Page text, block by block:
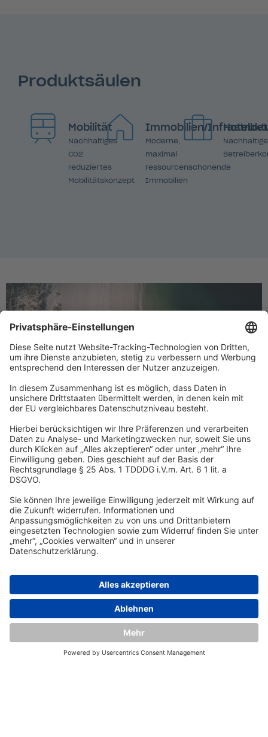
Produktsäulen
Mobilität
Nachhaltiges
CO2
reduziertes
Mobilitätskonzept
Immobilien/
Moderne,
maximal
ressourcenschonende
Immobilien
Nachhaltige
DSR Hotel Holding GmbH
Am Kaiserkai 69
D-20457 Hamburg